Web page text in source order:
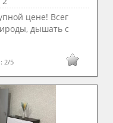
цене! Всег
дышать с
2/5